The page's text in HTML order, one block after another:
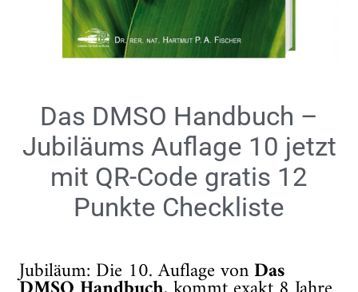
Das DMSO Handbuch –
Jubiläums Auflage 10 jetzt
mit QR-Code gratis 12
Punkte Checkliste
Jubiläum: Die 10. Auflage vonDas